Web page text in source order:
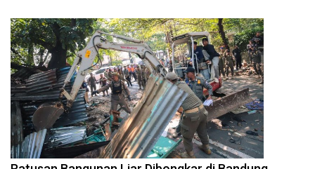
2026-08-06 17:34:08